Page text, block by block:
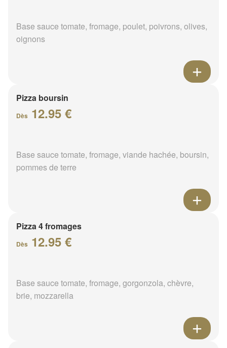
Base sauce tomate, fromage, poulet, poivrons, olives,
oignons
Pizza boursin
Dès 12.95 €
Base sauce tomate, fromage, viande hachée, boursin,
pommes de terre
Pizza 4 fromages
Dès 12.95 €
Base sauce tomate, fromage, gorgonzola, chèvre,
brie, mozzarella